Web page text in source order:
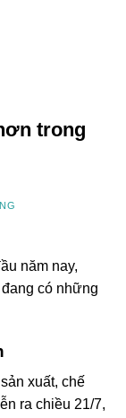
trong
năm nay,
có những
xuất, chế
ra chiều 21/7,